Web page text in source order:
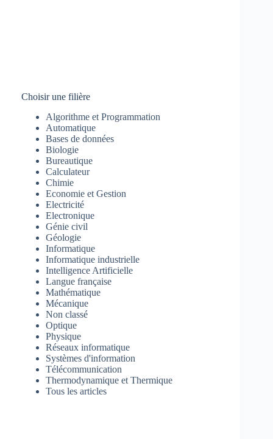
Choisir une filière
Algorithme et Programmation
Automatique
Bases de données
Biologie
Bureautique
Calculateur
Chimie
Economie et Gestion
Electricité
Electronique
Génie civil
Géologie
Informatique
Informatique industrielle
Intelligence Artificielle
Langue française
Mathématique
Mécanique
Non classé
Optique
Physique
Réseaux informatique
Systèmes d'information
Télécommunication
Thermodynamique et Thermique
Tous les articles